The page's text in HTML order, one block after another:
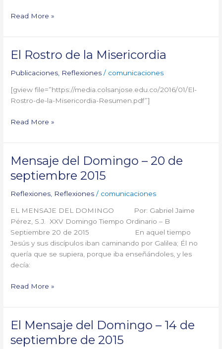
Read More »
El Rostro de la Misericordia
Publicaciones Reflexiones / comunicaciones
[gview file=”https://media.colsanjose.edu.co/2016/01/El-
Rostro-de-la-Misericordia-Resumen.pdf”]
El
de
Misericordia
Read More »
Mensaje del Domingo – 20 de
septiembre 2015
Reflexiones Reflexiones / comunicaciones
EL MENSAJE DEL DOMINGO Por: Gabriel Jaime
Pérez, S.J. XXV Domingo Tiempo Ordinario – B
Septiembre 20 de 2015 En aquel tiempo
Jesús y sus discípulos iban caminando por Galilea; Él no
quería que se supiera, porque iba enseñándoles, y les
decía:
Mensaje
Domingo
–
de
septiembre
2015
Read More »
El Mensaje del Domingo – 14 de
septiembre de 2015
El
Mensaje
del